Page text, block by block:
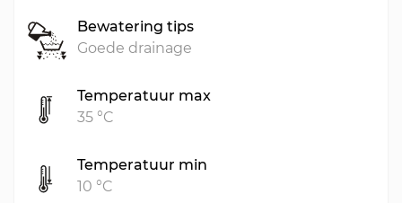
Bewatering tips
Goede drainage
Temperatuur max
35 °C
Temperatuur min
10 °C